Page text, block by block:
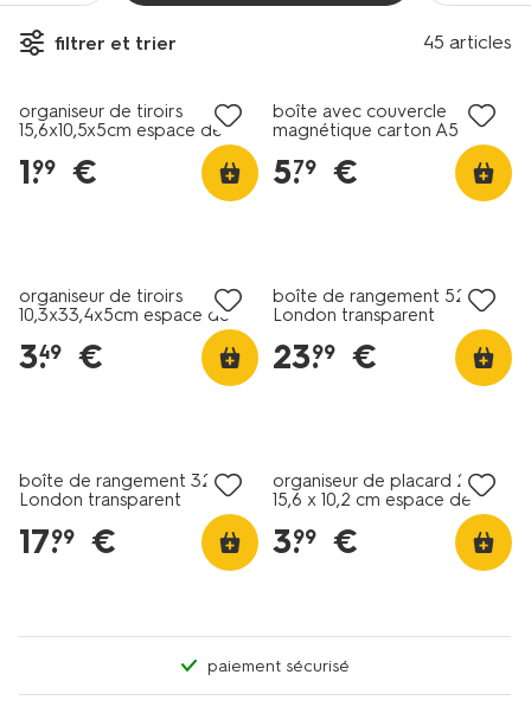
filtrer et trier 45 articles
organiseur de tiroirs
15,6x10,5x5cm espace de
1.
99 €
boîte avec couvercle
magnétique carton A5
5.
79 €
organiseur de tiroirs
10,3x33,4x5cm espace de
3.
49 €
boîte de rangement 52L
London transparent
23.
99 €
boîte de rangement 32L
London transparent
17.
99 €
organiseur de placard 21 x
15,6 x 10,2 cm espace de
3.
99 €
paiement sécurisé